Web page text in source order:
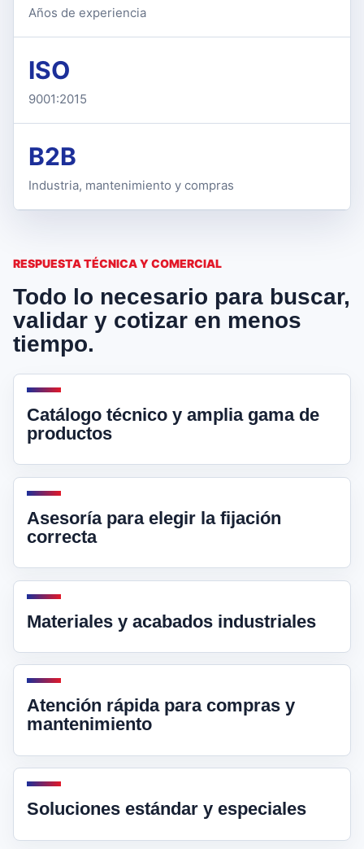
Años de experiencia
ISO
9001:2015
B2B
Industria, mantenimiento y compras
RESPUESTA TÉCNICA Y COMERCIAL
Todo lo necesario para buscar,
validar y cotizar en menos
tiempo.
Catálogo técnico y amplia gama de
productos
Asesoría para elegir la fijación
correcta
Materiales y acabados industriales
Atención rápida para compras y
mantenimiento
Soluciones estándar y especiales